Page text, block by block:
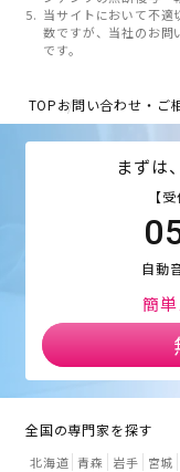
当サイトにおいて不適
数ですが、当社のお問
です。
TOPお問い合わせ・ご
まずは
【
自動
簡
全国の専門家を探す
北海道 青森 岩手 宮城